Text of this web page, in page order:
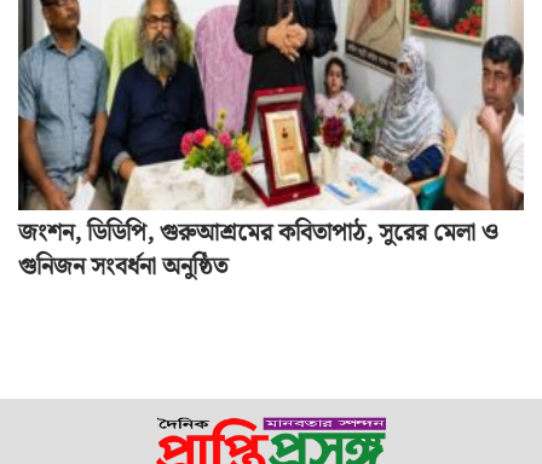
জংশন, ডিডিপি, গুরুআশ্রমের কবিতাপাঠ, সুরের মেলা ও
গুনিজন সংবর্ধনা অনুষ্ঠিত